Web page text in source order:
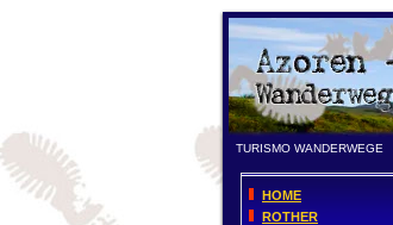
TURISMO WANDERWEGE
HOME
ROTHER